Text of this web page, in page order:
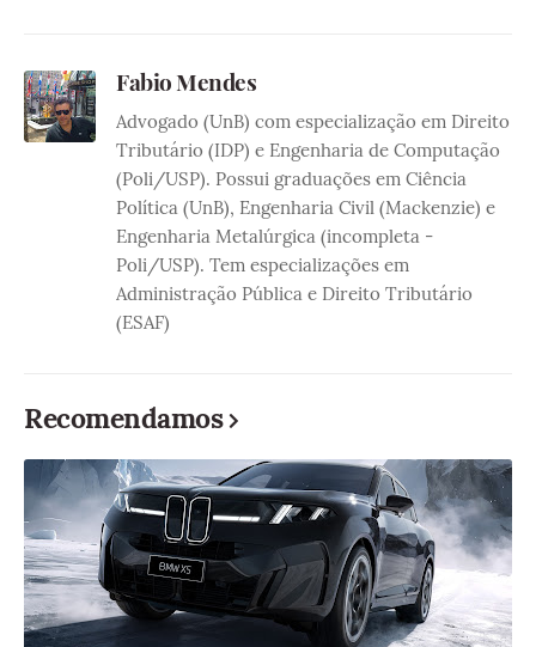
Fabio Mendes
Advogado (UnB) com especialização em Direito
Tributário (IDP) e Engenharia de Computação
(Poli/USP). Possui graduações em Ciência
Política (UnB), Engenharia Civil (Mackenzie) e
Engenharia Metalúrgica (incompleta -
Poli/USP). Tem especializações em
Administração Pública e Direito Tributário
(ESAF)
Recomendamos